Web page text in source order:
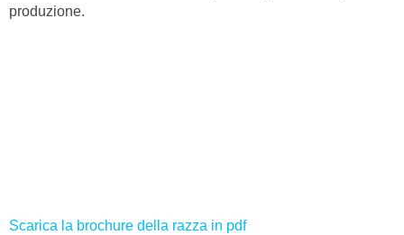
produzione.
Scarica la brochure della razza in pdf